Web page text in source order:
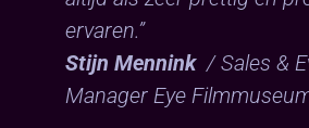
ervaren.”
Stijn Mennink/ Sales &
Manager Eye